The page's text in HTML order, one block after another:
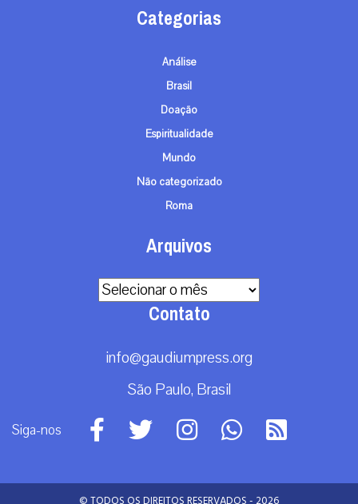
Categorias
Análise
Brasil
Doação
Espiritualidade
Mundo
Não categorizado
Roma
Arquivos
Arquivos
Contato
info@gaudiumpress.org
São Paulo, Brasil
Siga-nos
© TODOS OS DIREITOS RESERVADOS - 2026